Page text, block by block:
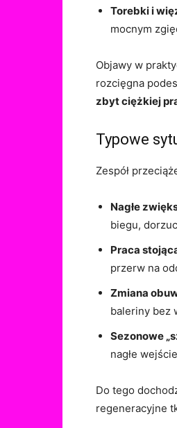
Torebki i
mocnym
Objawy w
rozcięgna
zbyt ciężkiej
Typowe
Zespół
Nagłe
biegu,
Praca
przerw na
Zmiana
baleriny bez
Sezonowe
nagłe
Do tego
regeneracyjne